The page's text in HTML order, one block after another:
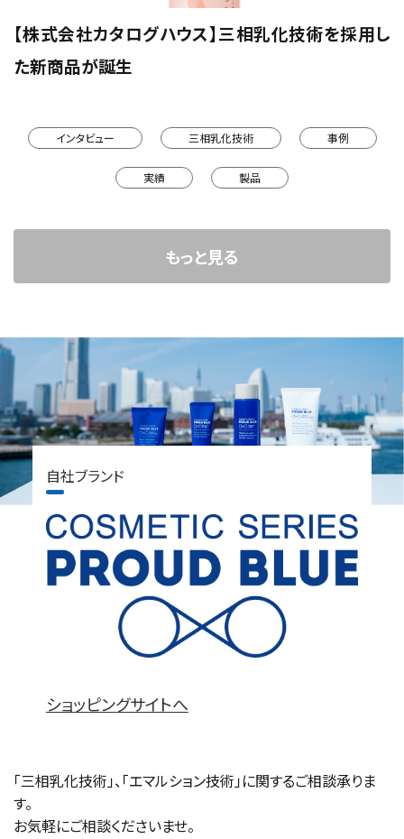
【株式会社カタログハウス】三相乳化技術を採用し
た新商品が誕生
インタビュー 三相乳化技術 事例
実績 製品
もっと見る
自社ブランド
ショッピングサイトへ
「三相乳化技術」、「エマルション技術」に関するご相談承りま
す。
お気軽にご相談くださいませ。